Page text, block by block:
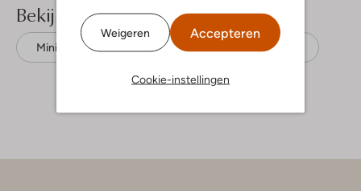
Weigeren Accepteren
Cookie-instellingen
Bekijk meer
Mini jurken Alix The Label Viscose